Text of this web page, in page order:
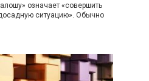
означает «совершить
ситуацию». Обычно